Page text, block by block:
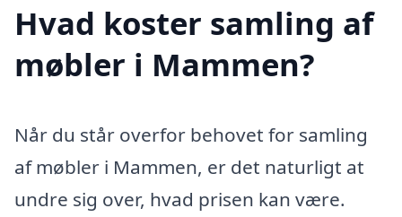
Hvad koster samling af
møbler i Mammen?
Når du står overfor behovet for samling
af møbler i Mammen, er det naturligt at
undre sig over, hvad prisen kan være.